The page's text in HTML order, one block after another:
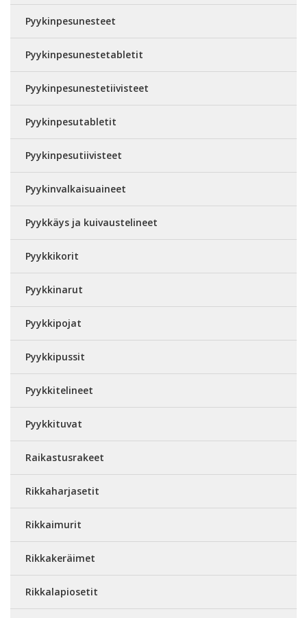
Pyykinpesunesteet
Pyykinpesunestetabletit
Pyykinpesunestetiivisteet
Pyykinpesutabletit
Pyykinpesutiivisteet
Pyykinvalkaisuaineet
Pyykkäys ja kuivaustelineet
Pyykkikorit
Pyykkinarut
Pyykkipojat
Pyykkipussit
Pyykkitelineet
Pyykkituvat
Raikastusrakeet
Rikkaharjasetit
Rikkaimurit
Rikkakeräimet
Rikkalapiosetit